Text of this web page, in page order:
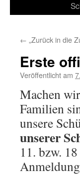
← „Zurück in die
Erste
Veröffentlicht am
Machen
Familien
unsere
unserer
11. bzw.